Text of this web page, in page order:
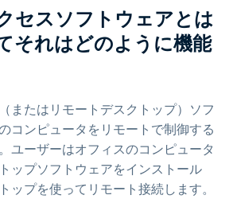
セスソフトウェアとは
それはどのように機能
またはリモートデスクトップ）ソフ
コンピュータをリモートで制御する
ユーザーはオフィスのコンピュータ
ップソフトウェアをインストール
ップを使ってリモート接続します。